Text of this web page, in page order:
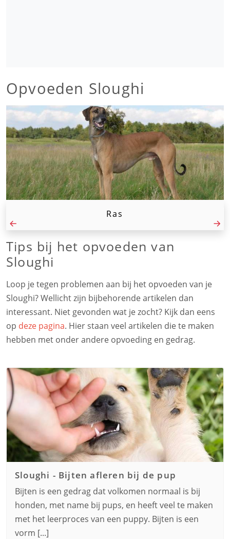
Opvoeden Sloughi
Ras
Tips bij het opvoeden van
Sloughi
Loop je tegen problemen aan bij het opvoeden van je
Sloughi? Wellicht zijn bijbehorende artikelen dan
interessant. Niet gevonden wat je zocht? Kijk dan eens
op deze pagina. Hier staan veel artikelen die te maken
hebben met onder andere opvoeding en gedrag.
Sloughi - Bijten afleren bij de pup
Bijten is een gedrag dat volkomen normaal is bij
honden, met name bij pups, en heeft veel te maken
met het leerproces van een puppy. Bijten is een
vorm [...]